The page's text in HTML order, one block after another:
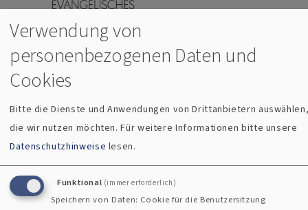
Direkt zum Inhalt
Evangelisches Donaudekanat Regensburg
Breadcrumb
Beerdigung
Evangelischer Zentralfriedhof Regensburg
Verwendung von
personenbezogenen Daten und
Cookies
Bitte die Dienste und Anwendungen von Drittanbietern
die wir nutzen möchten.Für weitere Informationen bitte unsere
Datenschutzhinweise lesen.
Funktional (immer erforderlich)
Speichern von Daten: Cookie für die Benutzersitzung